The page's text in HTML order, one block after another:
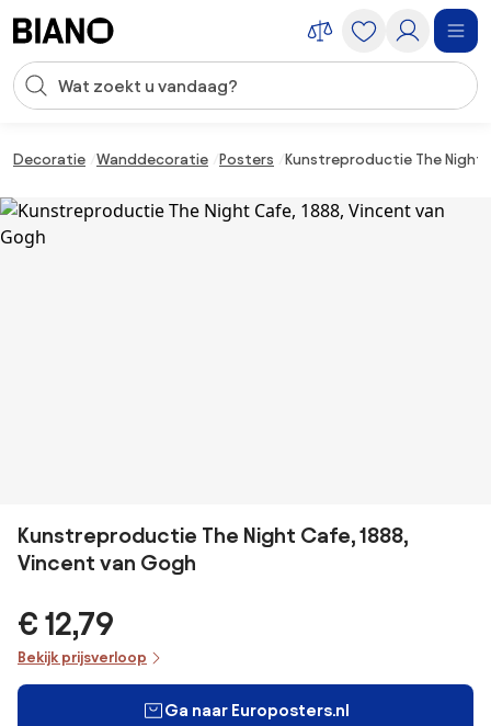
Zoekopdracht invoeren
Decoratie Wanddecoratie Posters Kunstreproductie The Night
Kunstreproductie The Night Cafe, 1888,
Vincent van Gogh
€ 12,79
Bekijk prijsverloop
Ga naar Europosters.nl